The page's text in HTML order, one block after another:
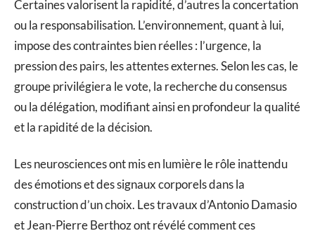
Certaines valorisent la rapidité, d’autres la concertation
ou la responsabilisation. L’environnement, quant à lui,
impose des contraintes bien réelles : l’urgence, la
pression des pairs, les attentes externes. Selon les cas, le
groupe privilégiera le vote, la recherche du consensus
ou la délégation, modifiant ainsi en profondeur la qualité
et la rapidité de la décision.
Les neurosciences ont mis en lumière le rôle inattendu
des émotions et des signaux corporels dans la
construction d’un choix. Les travaux d’Antonio Damasio
et Jean-Pierre Berthoz ont révélé comment ces